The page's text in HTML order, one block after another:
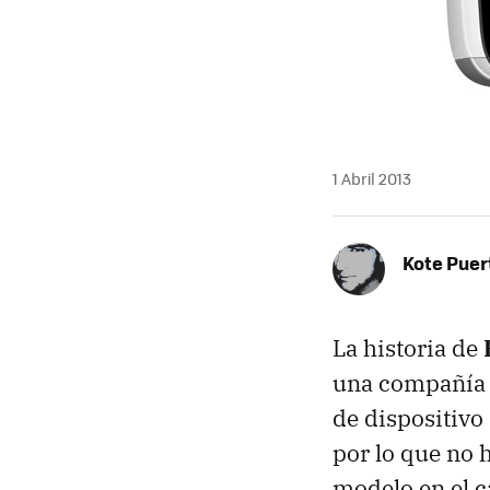
1 Abril 2013
Kote
La historia de
una
de dispositivo
por lo que no